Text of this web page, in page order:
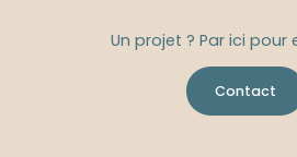
Un projet ? Par ici pour
Contact